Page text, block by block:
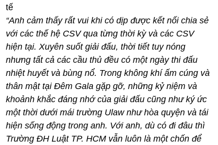
tế
“Anh cảm thấy rất vui khi có dịp được kết nối chia sẻ
với các thế hệ CSV qua từng thời kỳ và các CSV
hiện tại. Xuyên suốt giải đấu, thời tiết tuy nóng
nhưng tất cả các cầu thủ đều có một ngày thi đấu
nhiệt huyết và bùng nổ. Trong không khí ấm cúng và
thân mật tại Đêm Gala gặp gỡ, những kỷ niệm và
khoảnh khắc đáng nhớ của giải đấu cũng như ký ức
một thời dưới mái trường Ulaw như hòa quyện và tái
hiện sống động trong anh. Với anh, dù có đi đâu thì
Trường ĐH Luật TP. HCM vẫn luôn là một chốn để